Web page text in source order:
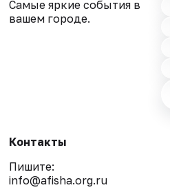
Самые яркие события в
вашем городе.
Контакты
Пишите:
info@afisha.org.ru